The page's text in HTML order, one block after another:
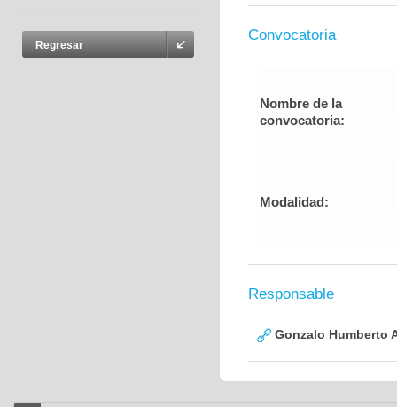
Regresar
Convocatoria
Nombre de la
convocatoria:
Modalidad:
Responsable
Gonzalo Humberto